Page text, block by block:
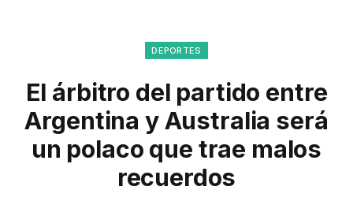
DEPORTES
El árbitro del partido entre
Argentina y Australia será
un polaco que trae malos
recuerdos